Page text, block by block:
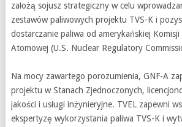
założą sojusz strategiczny w celu
zestawów paliwowych projektu TVS-K i
dostarczanie paliwa od amerykańskiej Komisji
Atomowej (U.S. Nuclear Regulatory
Na mocy zawartego porozumienia, GNF-A
projektu w Stanach Zjednoczonych,
jakości i usługi inżynieryjne. TVEL zapewni
ekspertyzę wykorzystania paliwa TVS-K i